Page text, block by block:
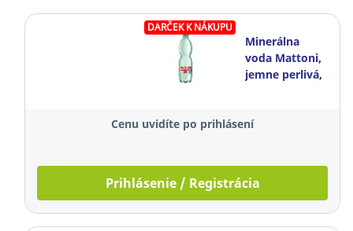
DARČEK K NÁKUPU
Minerálna
voda Mattoni,
jemne perlivá,
Cenu uvidíte po prihlásení
Prihlásenie / Registrácia